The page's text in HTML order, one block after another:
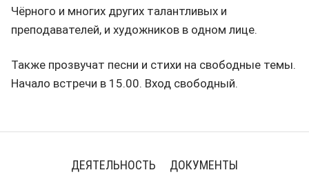
Чёрного и многих других талантливых и
преподавателей, и художников в одном лице.
Также прозвучат песни и стихи на свободные темы.
Начало встречи в 15.00. Вход свободный.
ДЕЯТЕЛЬНОСТЬ
ДОКУМЕНТЫ